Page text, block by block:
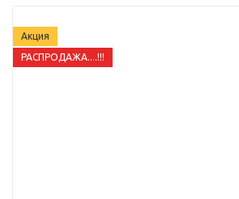
Акция
РАСПРОДАЖА....!!!